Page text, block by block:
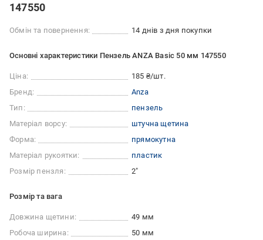
147550
Обмін та повернення: 14 днів з дня покупки
Основні характеристики Пензель ANZA Basic 50 мм 147550
Ціна:
185 ₴/шт.
Бренд:
Anza
Тип:
пензель
Матеріал ворсу:
штучна щетина
Форма:
прямокутна
Матеріал рукоятки:
пластик
Розмір пензля:
2"
Розмір та вага
Довжина щетини:
49 мм
Робоча ширина:
50 мм